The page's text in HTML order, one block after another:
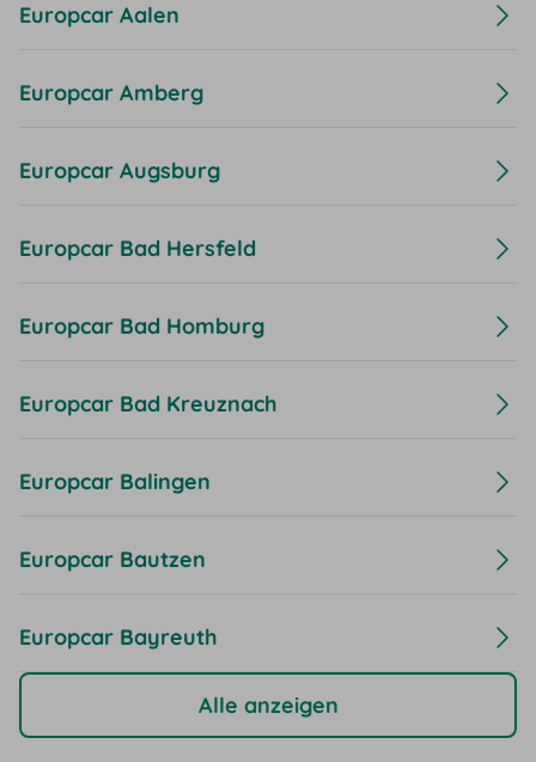
Europcar Aalen
Europcar Amberg
Europcar Augsburg
Europcar Bad Hersfeld
Europcar Bad Homburg
Europcar Bad Kreuznach
Europcar Balingen
Europcar Bautzen
Europcar Bayreuth
Alle anzeigen